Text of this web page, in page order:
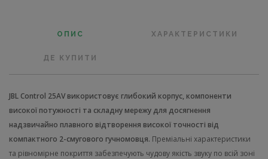
ОПИС ХАРАКТЕРИСТИКИ
ДЕ КУПИТИ
JBL Control 25AV використовує глибокий корпус, компоненти
високої потужності та складну мережу для досягнення
надзвичайно плавного відтворення високої точності від
компактного 2-смугового гучномовця. Преміальні характеристики
та рівномірне покриття забезпечують чудову якість звуку по всій зоні